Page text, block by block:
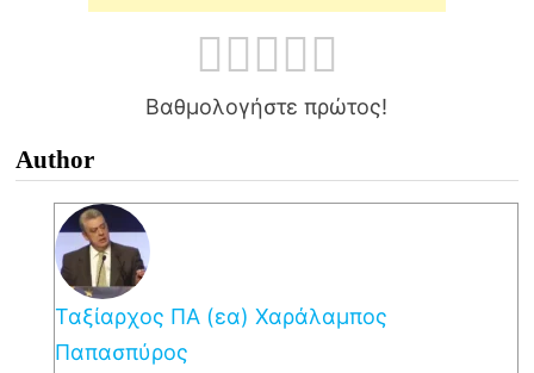
Βαθμολογήστε πρώτος!
Author
Ταξίαρχος ΠΑ (εα) Χαράλαμπος
Παπασπύρος